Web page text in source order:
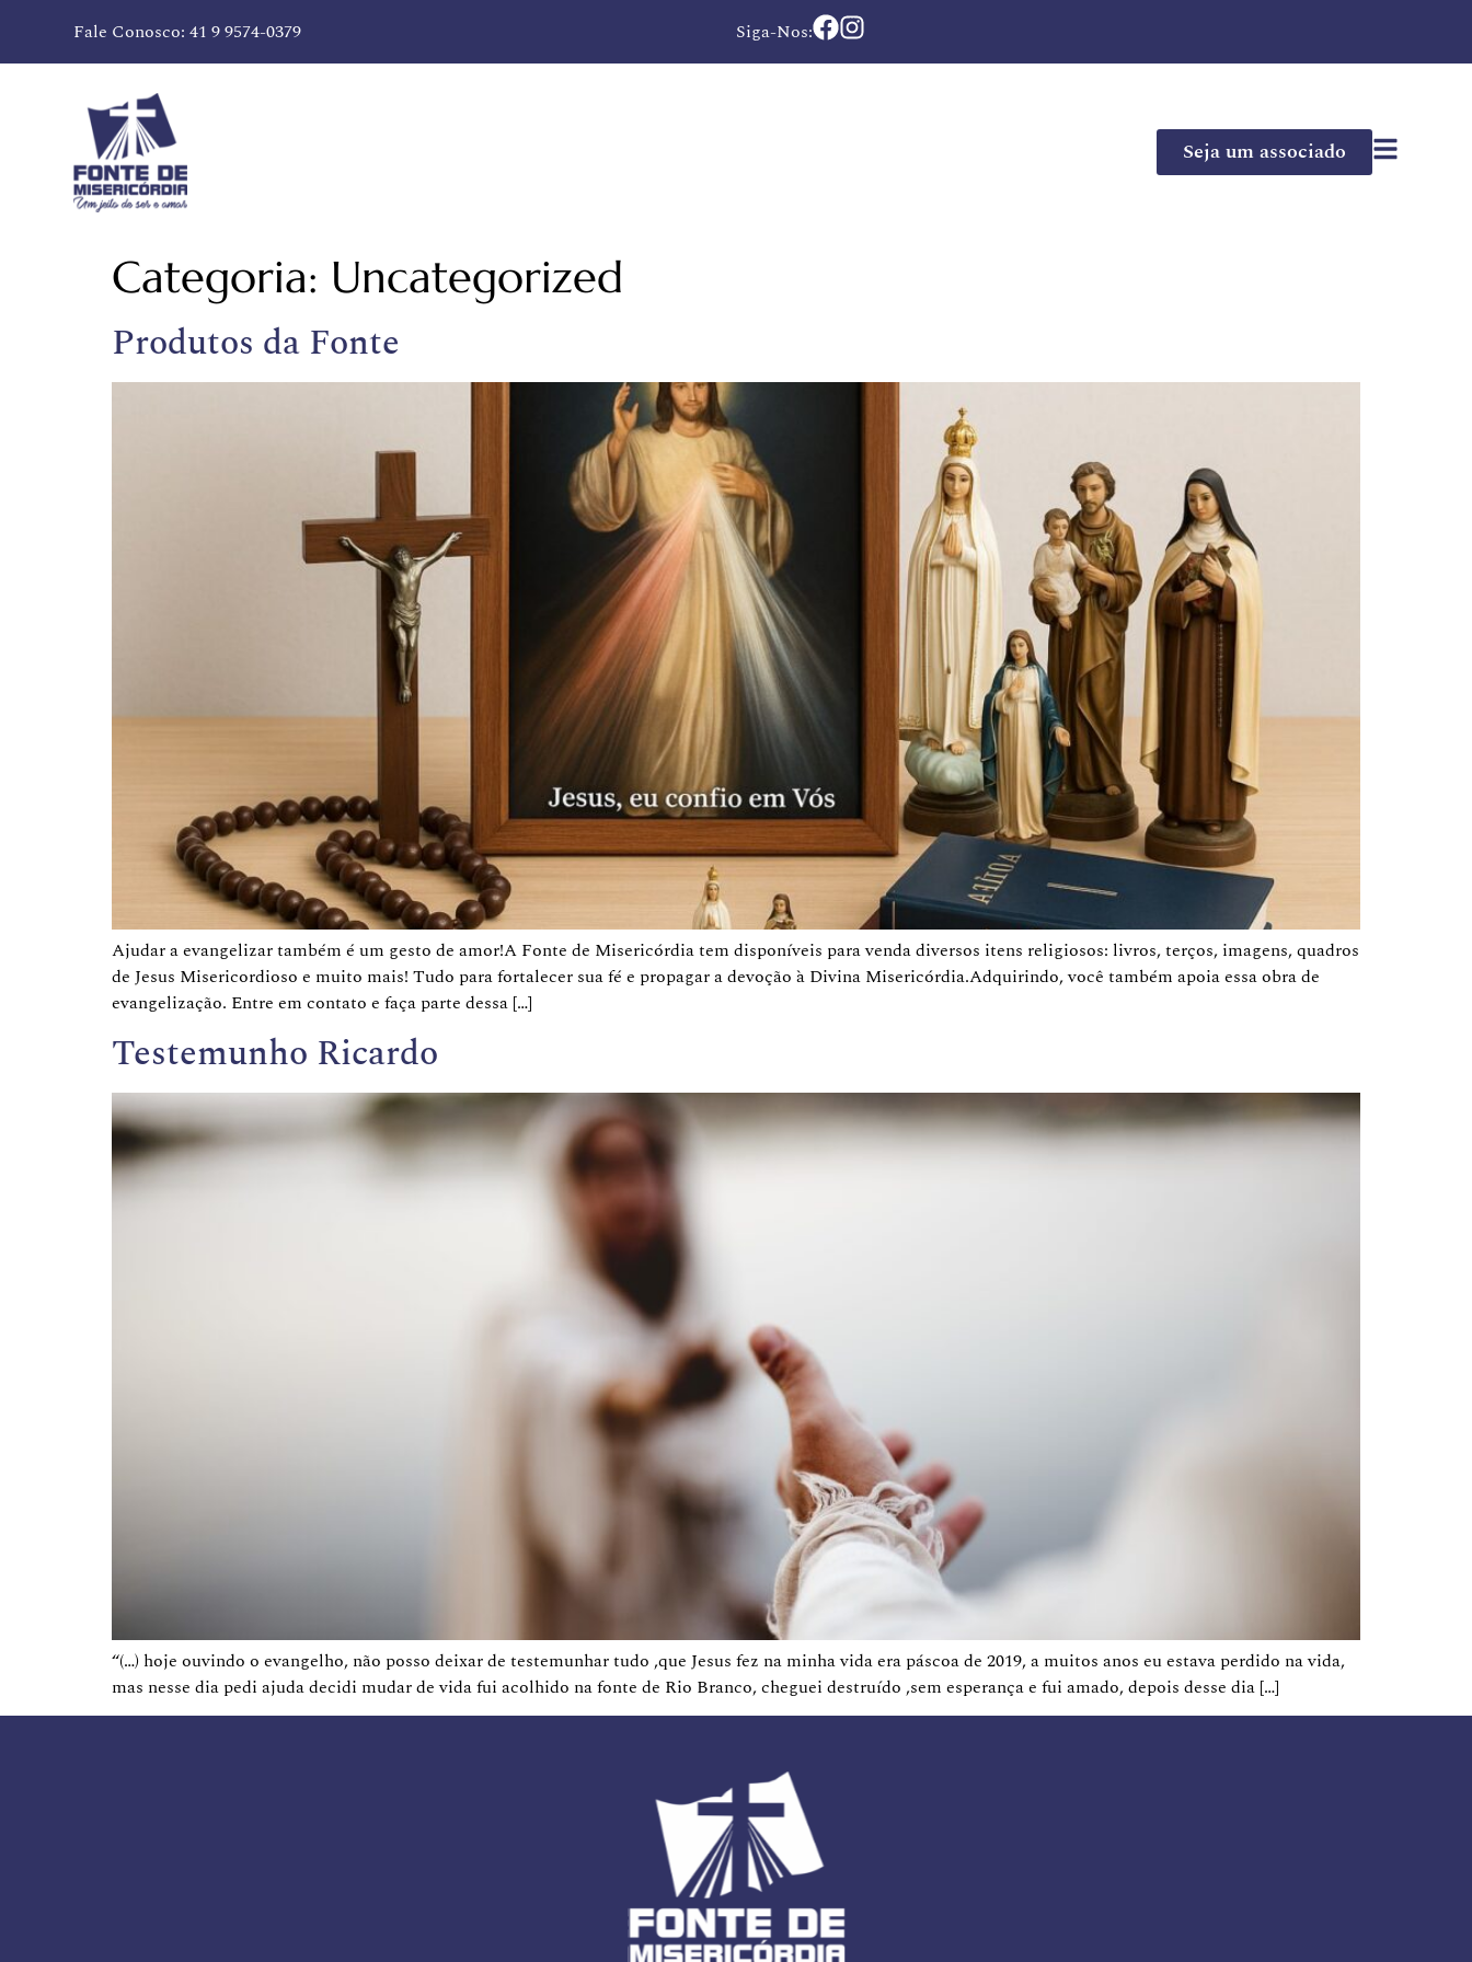
Fale Conosco:41 9 9574-0379 Siga-Nos:
Seja um associado
Categoria: Uncategorized
Produtos da Fonte
Ajudar a evangelizar também é um gesto de amor!A Fonte de Misericórdia tem disponíveis para venda diversos itens religiosos: livros, terços, imagens, quadros
de Jesus Misericordioso e muito mais! Tudo para fortalecer sua fé e propagar a devoção à Divina Misericórdia.Adquirindo, você também apoia essa obra de
evangelização. Entre em contato e faça parte dessa […]
Testemunho Ricardo
“(…) hoje ouvindo o evangelho, não posso deixar de testemunhar tudo ,que Jesus fez na minha vida era páscoa de 2019, a muitos anos eu estava perdido na vida,
mas nesse dia pedi ajuda decidi mudar de vida fui acolhido na fonte de Rio Branco, cheguei destruído ,sem esperança e fui amado, depois desse dia […]